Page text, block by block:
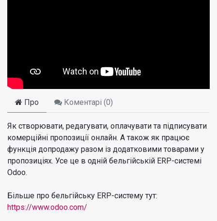
Про Коментарі (0)
Як створювати, редагувати, оплачувати та підписувати
комерційні пропозиції онлайн. А також як працює
функція допродажу разом із додатковими товарами у
пропозиціях. Усе це в одній бельгійській ERP-системі
Odoo.
Більше про бельгійську ERP-систему тут:
https://www.odoo.com/